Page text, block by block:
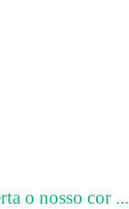
o nosso cor ...